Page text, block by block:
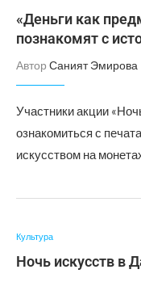
«Деньги как
познакомят с
Автор Саният Эмирова
Участники акции
ознакомиться с
искусством на
Культура
Ночь искусств в